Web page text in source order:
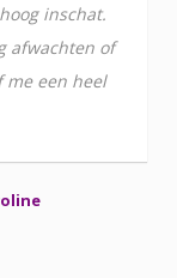
inschat.
afwachten of
me een heel